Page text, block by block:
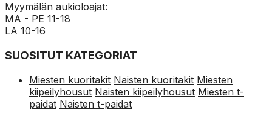
Myymälän aukioloajat:
MA - PE 11-18
LA 10-16
SUOSITUT KATEGORIAT
Miesten kuoritakit Naisten kuoritakit Miesten
kiipeilyhousut Naisten kiipeilyhousut Miesten t-
paidat Naisten t-paidat